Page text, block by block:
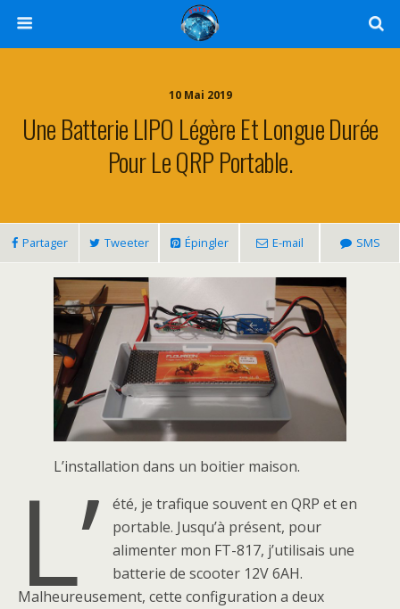
10 Mai 2019
Une Batterie LIPO Légère Et Longue Durée
Pour Le QRP Portable.
Partager Tweeter Épingler E-mail SMS
L’installation dans un boitier maison.
L’
été, je trafique souvent en QRP et en
portable. Jusqu’à présent, pour
alimenter mon FT-817, j’utilisais une
batterie de scooter 12V 6AH.
Malheureusement, cette configuration a deux